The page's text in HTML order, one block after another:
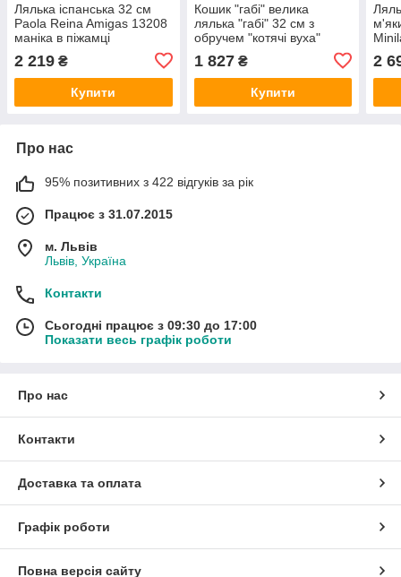
Лялька іспанська 32 см
Paola Reina Amigas 13208
маніка в піжамці
2 219 ₴
Купити
Кошик "габі" велика
лялька "габі" 32 см з
обручем "котячі вуха"
будиночок ляльок "габбі"
1 827₴
Купити
2
Про нас
95% позитивних з 422 відгуків за рік
Працює з 31.07.2015
м. Львів
Львів, Україна
Контакти
Сьогодні працює з 09:30 до 17:00
Показати весь графік роботи
Про нас
Контакти
Доставка та оплата
Графік роботи
Повна версія сайту